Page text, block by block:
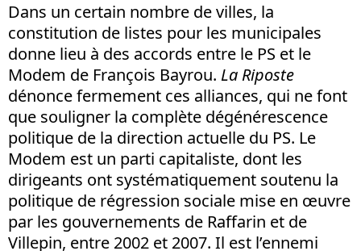
Dans un certain nombre de villes, la
constitution de listes pour les municipales
donne lieu à des accords entre le PS et le
Modem de François Bayrou. La Riposte
dénonce fermement ces alliances, qui ne font
que souligner la complète dégénérescence
politique de la direction actuelle du PS. Le
Modem est un parti capitaliste, dont les
dirigeants ont systématiquement soutenu la
politique de régression sociale mise en œuvre
par les gouvernements de Raffarin et de
Villepin, entre 2002 et 2007. Il est l’ennemi